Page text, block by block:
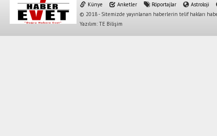
Künye Anketler Röportajlar
Astroloji
© 2018 - Sitemizde yayınlanan haberlerin telif hakları
Yazılım: TE Bilişim